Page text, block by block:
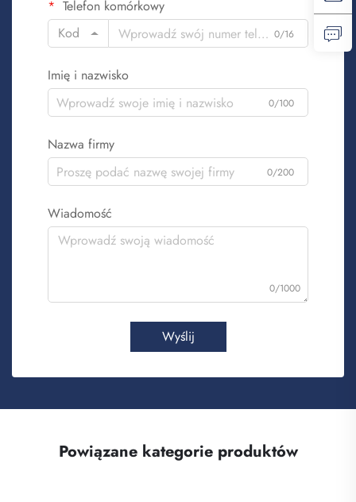
Telefon komórkowy
Kod
0/16
Imię i nazwisko
0/100
Nazwa firmy
0/200
Wiadomość
0/1000
Wyślij
Powiązane kategorie produktów